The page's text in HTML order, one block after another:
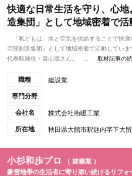
快適な日常生活を守り、心
造集団」として地域密着で活
「私どもは、水と空気を供給することで快
空間創造集団』として地域密着で活動してい
代表取締役・畠山源さん。 ...
取材記事の
職種 建設業
専門分野
会社名 株式会社衛暖工業
所在地 秋田県大館市釈迦内字下大
小杉和歩プロ
（ 建築業 ）
豪雪地帯の生活者に寄り添い続けるリフォ